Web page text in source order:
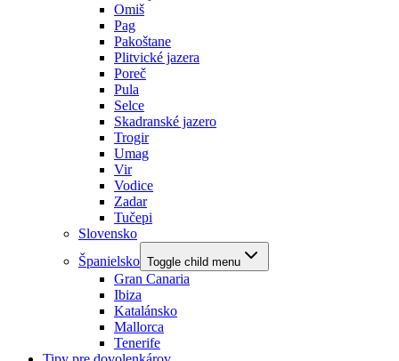
Omiš
Pag
Pakoštane
Plitvické jazera
Poreč
Pula
Selce
Skadranské jazero
Trogir
Umag
Vir
Vodice
Zadar
Tučepi
Slovensko
Španielsko Toggle child menu
Gran Canaria
Ibiza
Katalánsko
Mallorca
Tenerife